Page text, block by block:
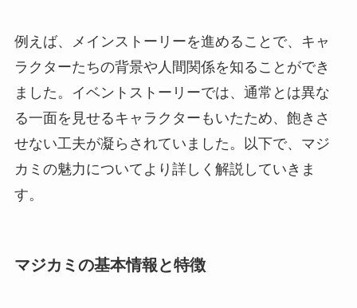
例えば、メインストーリーを進めることで、キャ
ラクターたちの背景や人間関係を知ることができ
ました。イベントストーリーでは、通常とは異な
る一面を見せるキャラクターもいたため、飽きさ
せない工夫が凝らされていました。以下で、マジ
カミの魅力についてより詳しく解説していきま
す。
マジカミの基本情報と特徴